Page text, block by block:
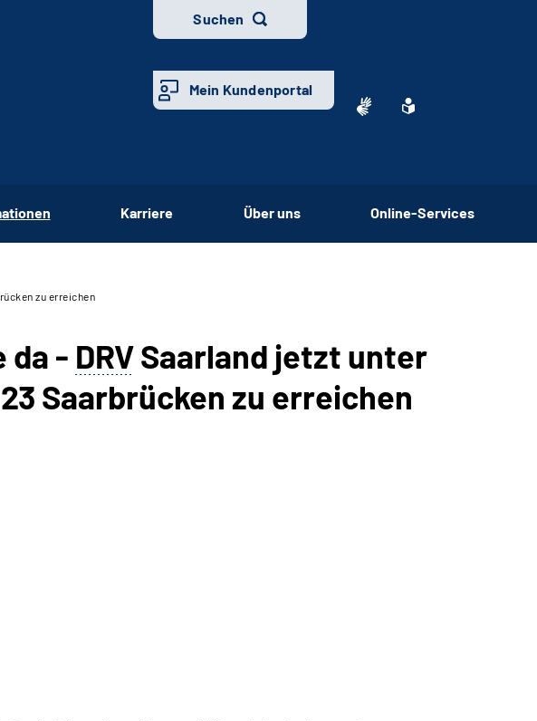
Suchen
Mein Kundenportal
Karriere Über uns Online-Services
zu erreichen
da - DRVSaarland jetzt unter
Saarbrücken zu erreichen